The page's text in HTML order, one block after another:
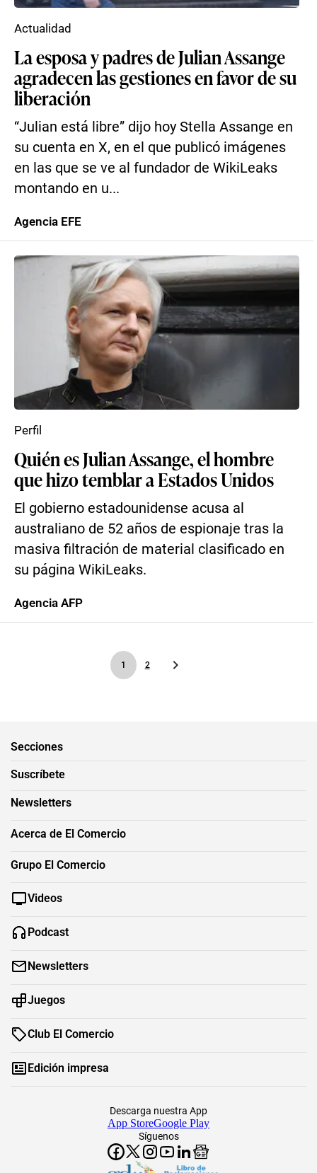
La esposa y padres de Julian Assange
agradecen las gestiones en favor de su
liberación
“Julian está libre” dijo hoy Stella Assange en
su cuenta en X, en el que publicó imágenes
en las que se ve al fundador de WikiLeaks
montando en u...
Actualidad
Agencia EFE
Quién es Julian Assange, el hombre
que hizo temblar a Estados Unidos
El gobierno estadounidense acusa al
australiano de 52 años de espionaje tras la
masiva filtración de material clasificado en
su página WikiLeaks.
Perfil
Agencia AFP
1 2
Secciones
Suscríbete
Newsletters
Acerca de El Comercio
Grupo El Comercio
Videos
Podcast
Newsletters
Juegos
Club El Comercio
Edición impresa
Síguenos
Descarga nuestra App
App StoreGoogle Play